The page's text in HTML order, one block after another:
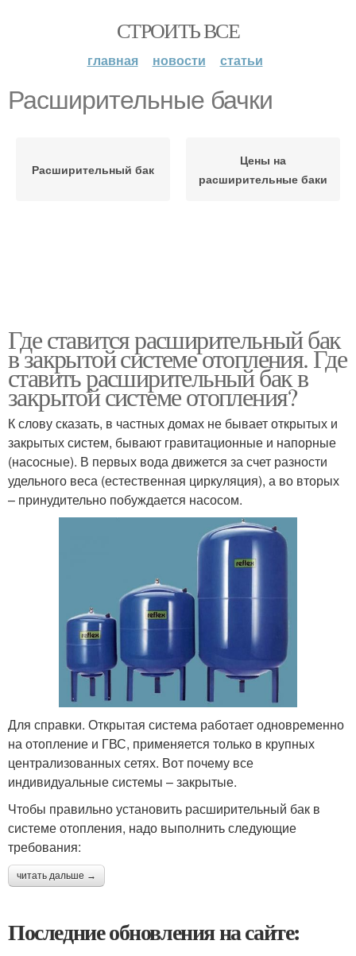
СТРОИТЬ ВСЕ
главная новости статьи
Расширительные бачки
Расширительный бак
Цены на
расширительные баки
Где ставится расширительный бак
в закрытой системе отопления. Где
ставить расширительный бак в
закрытой системе отопления?
К слову сказать, в частных домах не бывает открытых и
закрытых систем, бывают гравитационные и напорные
(насосные). В первых вода движется за счет разности
удельного веса (естественная циркуляция), а во вторых
– принудительно побуждается насосом.
Для справки. Открытая система работает одновременно
на отопление и ГВС, применяется только в крупных
централизованных сетях. Вот почему все
индивидуальные системы – закрытые.
Чтобы правильно установить расширительный бак в
системе отопления, надо выполнить следующие
требования:
читать дальше →
Последние обновления на сайте: